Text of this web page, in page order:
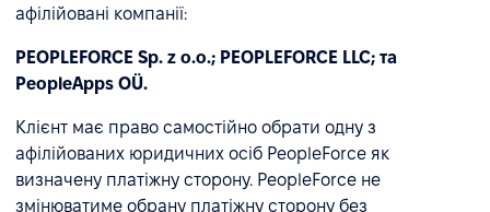
афілійовані компанії:
PEOPLEFORCE Sp. z o.o.; PEOPLEFORCE LLC; та
PeopleApps OÜ.
Клієнт має право самостійно обрати одну з
афілійованих юридичних осіб PeopleForce як
визначену платіжну сторону. PeopleForce не
змінюватиме обрану платіжну сторону без